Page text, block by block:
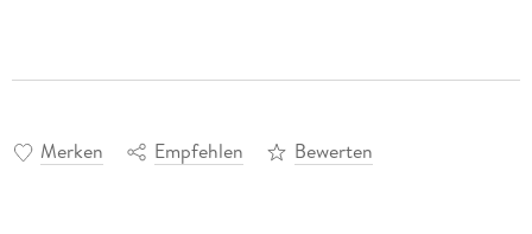
Merken Empfehlen Bewerten